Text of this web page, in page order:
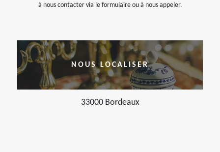
à nous contacter via le formulaire ou à nous appeler.
NOUS LOCALISER
33000 Bordeaux